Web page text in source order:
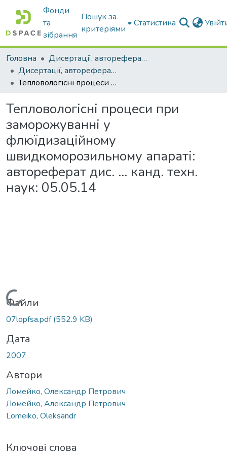
Фонди
та
зібрання
Пошук за
критеріями
Статистика
Головна
Дисертації, автореферати дисертацій
Дисертації, автореферати дисертацій
Тепловологісні процеси при заморожуванні у флюїдизаційному швидкоморозильному апараті: автореферат дис. ... канд. техн. наук: 05.05.14
Тепловологісні процеси при
заморожуванні у
флюїдизаційному
швидкоморозильному апараті:
автореферат дис. ... канд. техн.
наук: 05.05.14
Вантажиться...
Файли
07lopfsa.pdf(552.9 KB)
Дата
2007
Автори
Ломейко, Олександр Петрович
Ломейко, Александр Петрович
Lomeiko, Oleksandr
Ключові слова